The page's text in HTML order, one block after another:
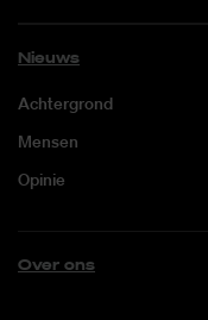
Nieuws
Achtergrond
Mensen
Opinie
Over ons